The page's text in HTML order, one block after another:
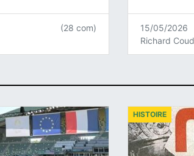
(28 com)
15/05/2026
Richard
HISTOIRE